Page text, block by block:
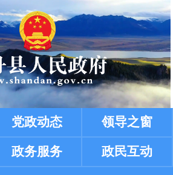
党政动态 领导之窗
政务服务 政民互动